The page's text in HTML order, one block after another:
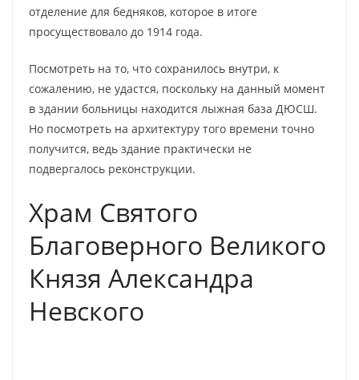
отделение для бедняков, которое в итоге
просуществовало до 1914 года.
Посмотреть на то, что сохранилось внутри, к
сожалению, не удастся, поскольку на данный момент
в здании больницы находится лыжная база ДЮСШ.
Но посмотреть на архитектуру того времени точно
получится, ведь здание практически не
подвергалось реконструкции.
Храм Святого
Благоверного Великого
Князя Александра
Невского